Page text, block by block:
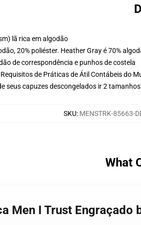
lã rica em algodão
20% poliéster. Heather Gray é 70%
de correspondência e punhos de costela
de Práticas de Átil Contábeis do
seus capuzes descongelados ir 2
SKU: MENSTRK-85663-
What
Men I Trust Engraçado